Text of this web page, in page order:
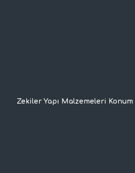
Zekiler Yapı Malzemeleri Konum